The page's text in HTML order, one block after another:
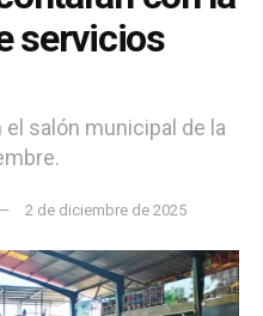
servicios
salón municipal de la
2 de diciembre de 2025